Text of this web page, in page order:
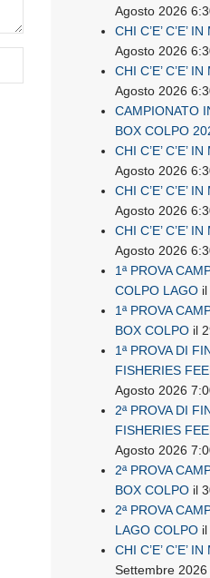
Agosto 2026
CHI C’E’ C’E’
Agosto 2026
CHI C’E’ C’E’
Agosto 2026
CAMPIONATO
BOX COLPO
CHI C’E’ C’E’
Agosto 2026
CHI C’E’ C’E’
Agosto 2026
CHI C’E’ C’E’
Agosto 2026
1ª PROVA
COLPO LAGO
1ª PROVA
BOX COLPO il
1ª PROVA DI
FISHERIES
Agosto 2026
2ª PROVA DI
FISHERIES
Agosto 2026
2ª PROVA
BOX COLPO il
2ª PROVA
LAGO COLPO
CHI C’E’ C’E’
Settembre